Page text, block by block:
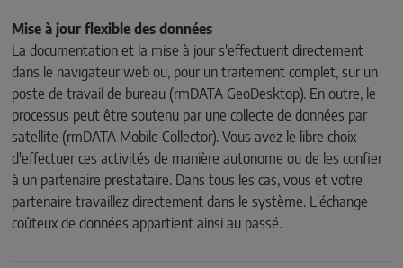
Mise à jour flexible des données
La documentation et la mise à jour s'effectuent directement
dans le navigateur web ou, pour un traitement complet, sur un
poste de travail de bureau (rmDATA GeoDesktop). En outre, le
processus peut être soutenu par une collecte de données par
satellite (rmDATA Mobile Collector). Vous avez le libre choix
d'effectuer ces activités de manière autonome ou de les confier
à un partenaire prestataire. Dans tous les cas, vous et votre
partenaire travaillez directement dans le système. L'échange
coûteux de données appartient ainsi au passé.